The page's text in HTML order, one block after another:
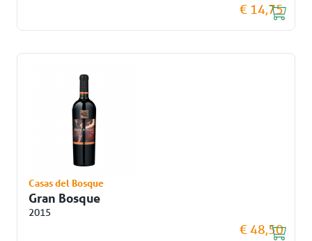
€ 14,75
Casas del Bosque
Gran Bosque
2015
€ 48,50